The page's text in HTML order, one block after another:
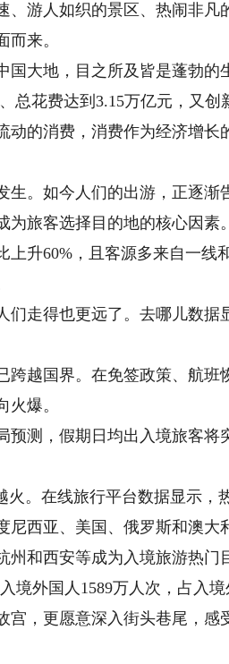
游人如织的景区、热闹非凡
而来。
大地，目之所及皆是蓬勃的
总花费达到3.15万亿元，又创
的消费，消费作为经济增长
。如今人们的出游，正逐渐
为旅客选择目的地的核心因
上升60%，且客源多来自一线
走得也更远了。去哪儿数据
越国界。在免签政策、航班
火爆。
测，假期日均出入境旅客将
。在线旅行平台数据显示，
尼西亚、美国、俄罗斯和澳
州和西安等成为入境旅游热门
外国人1589万人次，占入境
宫，更愿意深入街头巷尾，